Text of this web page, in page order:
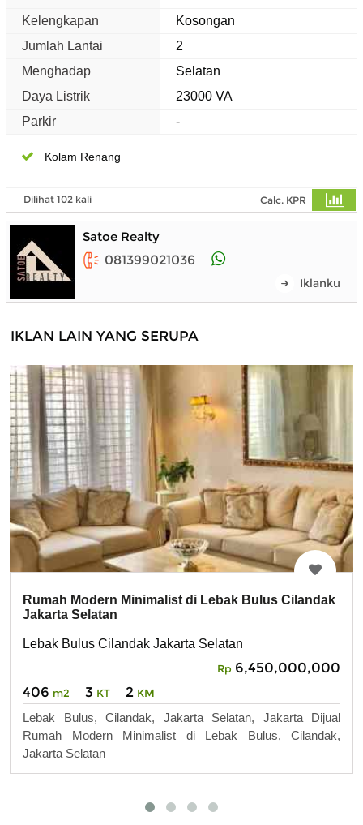
Kelengkapan
Kosongan
Jumlah Lantai
2
Menghadap
Selatan
Daya Listrik
23000 VA
Parkir
-
Kolam Renang
Dilihat 102 kali Calc. KPR
Satoe Realty
081399021036
Iklanku
IKLAN LAIN YANG SERUPA
Rumah Modern Minimalist di Lebak Bulus Cilandak
Jakarta Selatan
Lebak Bulus Cilandak Jakarta Selatan
Rp 6,450,000,000
406 m2 3 KT 2 KM
Lebak Bulus, Cilandak, Jakarta Selatan, Jakarta Dijual
Rumah Modern Minimalist di Lebak Bulus, Cilandak,
Jakarta Selatan